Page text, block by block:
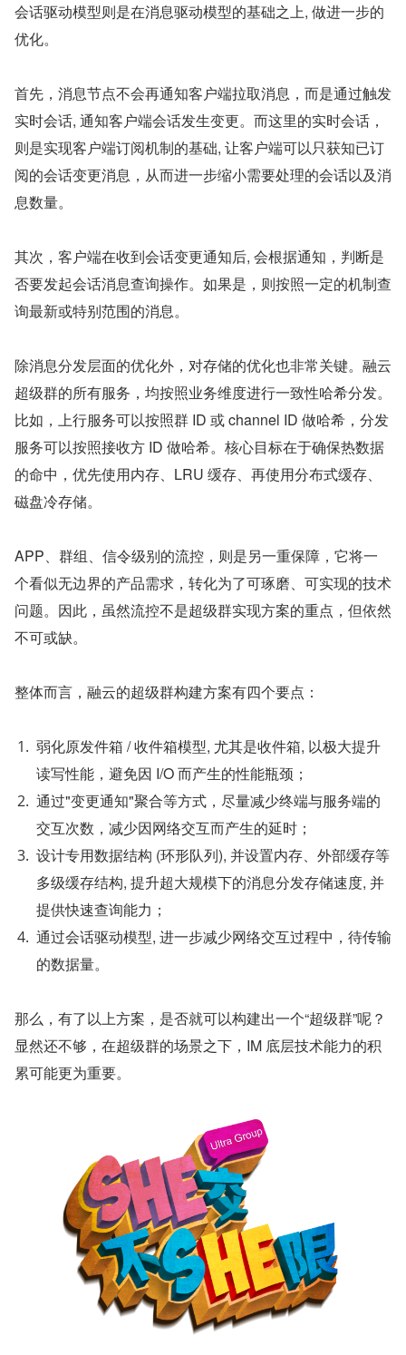
会话驱动模型则是在消息驱动模型的基础之上, 做进一步的
优化。
首先，消息节点不会再通知客户端拉取消息，而是通过触发
实时会话, 通知客户端会话发生变更。而这里的实时会话，
则是实现客户端订阅机制的基础, 让客户端可以只获知已订
阅的会话变更消息，从而进一步缩小需要处理的会话以及消
息数量。
其次，客户端在收到会话变更通知后, 会根据通知，判断是
否要发起会话消息查询操作。如果是，则按照一定的机制查
询最新或特别范围的消息。
除消息分发层面的优化外，对存储的优化也非常关键。融云
超级群的所有服务，均按照业务维度进行一致性哈希分发。
比如，上行服务可以按照群 ID 或 channel ID 做哈希，分发
服务可以按照接收方 ID 做哈希。核心目标在于确保热数据
的命中，优先使用内存、LRU 缓存、再使用分布式缓存、
磁盘冷存储。
APP、群组、信令级别的流控，则是另一重保障，它将一
个看似无边界的产品需求，转化为了可琢磨、可实现的技术
问题。因此，虽然流控不是超级群实现方案的重点，但依然
不可或缺。
整体而言，融云的超级群构建方案有四个要点：
弱化原发件箱 / 收件箱模型, 尤其是收件箱, 以极大提升
读写性能，避免因 I/O 而产生的性能瓶颈；
通过"变更通知"聚合等方式，尽量减少终端与服务端的
交互次数，减少因网络交互而产生的延时；
设计专用数据结构 (环形队列), 并设置内存、外部缓存等
多级缓存结构, 提升超大规模下的消息分发存储速度, 并
提供快速查询能力；
通过会话驱动模型, 进一步减少网络交互过程中，待传输
的数据量。
那么，有了以上方案，是否就可以构建出一个“超级群”呢？
显然还不够，在超级群的场景之下，IM 底层技术能力的积
累可能更为重要。